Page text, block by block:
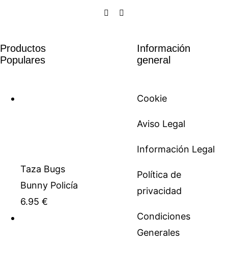
Productos
Populares
Taza Bugs
Bunny Policía
6.95 €
Información
general
Cookie
Aviso Legal
Información Legal
Política de
privacidad
Condiciones
Generales